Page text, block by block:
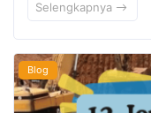
Selengkapnya
Blog